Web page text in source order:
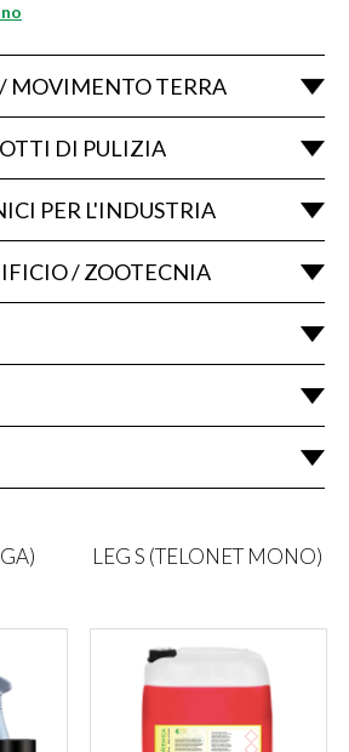
MOVIMENTO TERRA
DI PULIZIA
PER L'INDUSTRIA
/ ZOOTECNIA
LEG S (TELONET MONO)